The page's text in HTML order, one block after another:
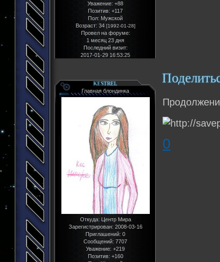
Уважение: +88
Позитив: +117
Пол: Мужской
Возраст: 34 [1992-01-28]
Провел на форуме:
1 месяц 23 дня
Последний визит:
2017-01-29 16:53:25
KESTREL
Главная блондинка
Откуда: Центр Мира
Зарегистрирован: 2008-03-16
Приглашений: 0
Сообщений: 7707
Уважение: +219
Позитив: +160
0